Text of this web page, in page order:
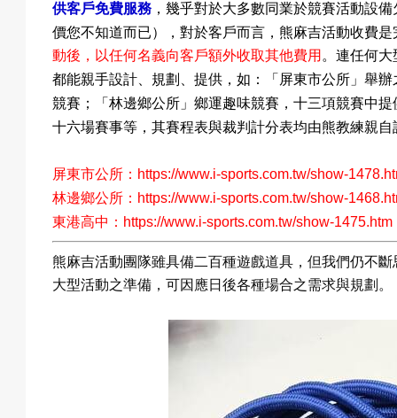
供客戶免費服務 ，幾乎對於大多數同業於競賽活動設
價您不知道而已）
，對於客戶而言，熊麻吉活動收費
動後，以任何名義向客戶額外收取其他費用 。連任何
都能親手設計 、規劃 、提供，如 ： 「屏東市公所 」舉辦
競賽 ； 「林邊鄉公所 」鄉運趣味競賽，十三項競賽中
十六場賽事等，其賽程表與裁判計分表均由熊教練親
屏東市公所 ： https://www.i-sports.com.tw/show-
林邊鄉公所： https://www.i-sports.com.tw/show-
東港高中 ： https://www.i-sports.com.tw/show-1475.htm
熊麻吉活動團隊雖具備二百種遊戲道具，但我們仍不斷
大型活動之準備，可因應日後各種場合之需求與規劃。